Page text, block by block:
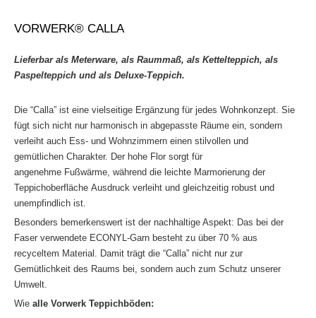
VORWERK® CALLA
Lieferbar als Meterware, als Raummaß, als Kettelteppich, als
Paspelteppich und als Deluxe-Teppich.
Die “Calla” ist eine vielseitige Ergänzung für jedes Wohnkonzept. Sie
fügt sich nicht nur harmonisch in abgepasste Räume ein, sondern
verleiht auch Ess- und Wohnzimmern einen stilvollen und
gemütlichen Charakter. Der hohe Flor sorgt für
angenehme Fußwärme, während die leichte Marmorierung der
Teppichoberfläche Ausdruck verleiht und gleichzeitig robust und
unempfindlich ist.
Besonders bemerkenswert ist der nachhaltige Aspekt: Das bei der
Faser verwendete ECONYL-Garn besteht zu über 70 % aus
recyceltem Material. Damit trägt die “Calla” nicht nur zur
Gemütlichkeit des Raums bei, sondern auch zum Schutz unserer
Umwelt.
Wie alle Vorwerk Teppichböden: